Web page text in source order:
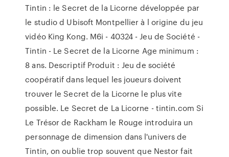
Tintin : le Secret de la Licorne développée par
le studio d Ubisoft Montpellier à l origine du jeu
vidéo King Kong. M6i - 40324 - Jeu de Société -
Tintin - Le Secret de la Licorne Age minimum :
8 ans. Descriptif Produit : Jeu de société
coopératif dans lequel les joueurs doivent
trouver le Secret de la Licorne le plus vite
possible. Le Secret de La Licorne - tintin.com Si
Le Trésor de Rackham le Rouge introduira un
personnage de dimension dans l'univers de
Tintin, on oublie trop souvent que Nestor fait